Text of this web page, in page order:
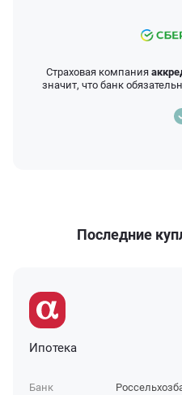
Страховая компания
значит, что банк
Последние
Ипотека
Банк